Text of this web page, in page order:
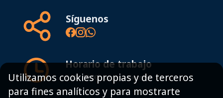
Síguenos
Horario de trabajo
8:00 - 19:00h Lunes - Viernes
Utilizamos cookies propias y de terceros
para fines analíticos y para mostrarte